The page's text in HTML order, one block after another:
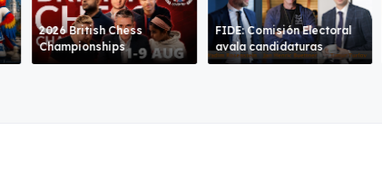
2026 British Chess
Championships
FIDE: Comisión Electoral
avala candidaturas